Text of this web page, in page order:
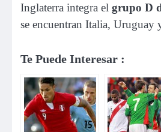
Inglaterra integra el grupo D
se encuentran Italia, Uruguay
Te Puede Interesar :